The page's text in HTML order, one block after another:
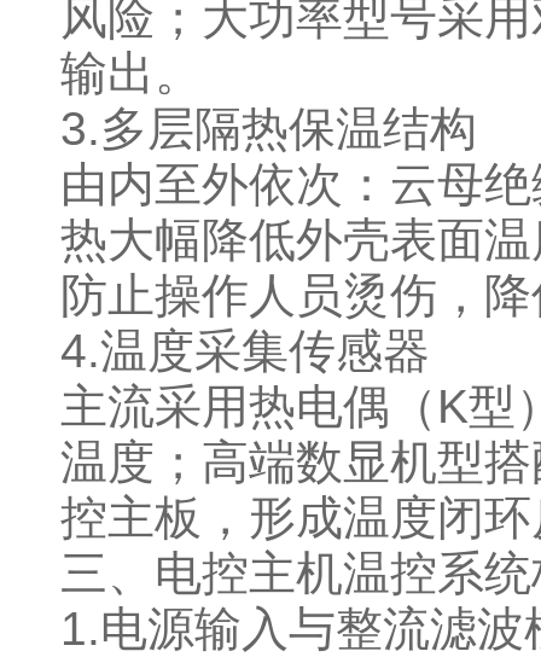
风险；大功率型号采
输出。
3.多层隔热保温结构
由内至外依次：云母
热大幅降低外壳表面
防止操作人员烫伤，
4.温度采集传感器
主流采用热电偶（K型
温度；高端数显机型
控主板，形成温度闭
三、电控主机温控系
1.电源输入与整流滤